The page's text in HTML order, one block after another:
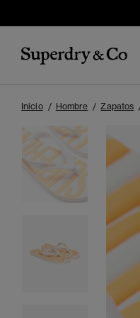
Inicio Hombre Zapatos